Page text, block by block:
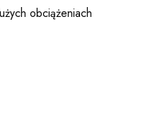
obciążeniach